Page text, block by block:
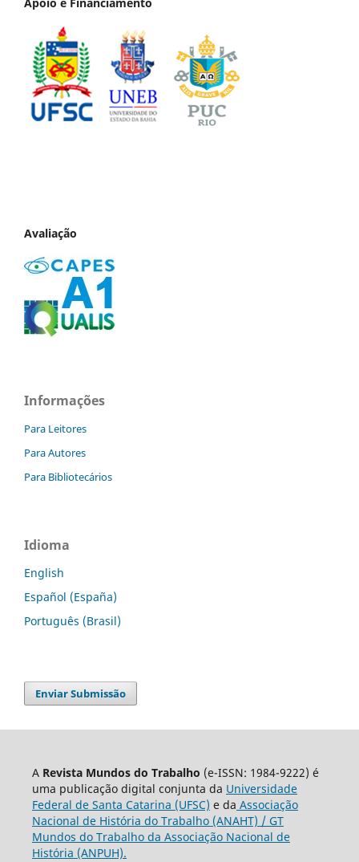
Avaliação
Informações
Para Leitores
Para Autores
Para Bibliotecários
Idioma
English
Español (España)
Português (Brasil)
Enviar Submissão
A Revista Mundos do Trabalho (e-ISSN: 1984-9222) é
uma publicação digital conjunta da Universidade
Federal de Santa Catarina (UFSC) e da Associação
Nacional de História do Trabalho (ANAHT) / GT
Mundos do Trabalho da Associação Nacional de
História (ANPUH).